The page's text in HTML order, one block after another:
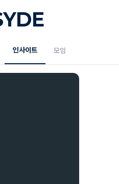
YDE
인사이트 모임